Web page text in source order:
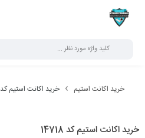
خرید اکانت استیم خرید اکانت استیم کد 14718
خرید اکانت استیم کد 14718